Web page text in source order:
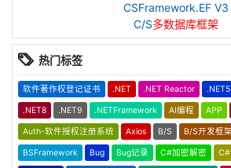
CSFramework.EF V3
C/S多数据库框架
热门标签
软件著作权登记证书 .NET .NET Reactor .NET5
.NET8 .NET9 .NETFramework AI编程 APP
Auth-软件授权注册系统 Axios B/S B/S开发框架
BSFramework Bug Bug记录 C#加密解密 C#